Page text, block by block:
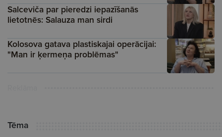
Salceviča par pieredzi iepazīšanās
lietotnēs: Salauza man sirdi
Kolosova gatava plastiskajai operācijai:
"Man ir ķermeņa problēmas"
Tēma